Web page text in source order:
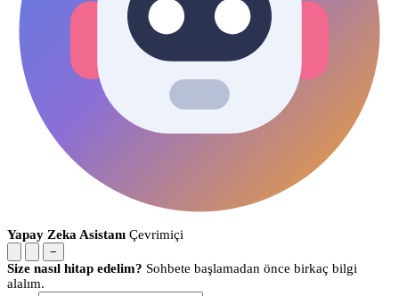
Yapay Zeka Asistanı Çevrimiçi
−
Size nasıl hitap edelim? Sohbete başlamadan önce birkaç bilgi
alalım.